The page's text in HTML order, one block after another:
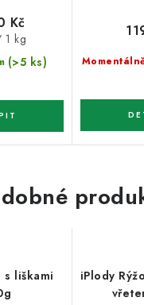
(>5 ks)
Kč
1 kg
s liškami
iPlody